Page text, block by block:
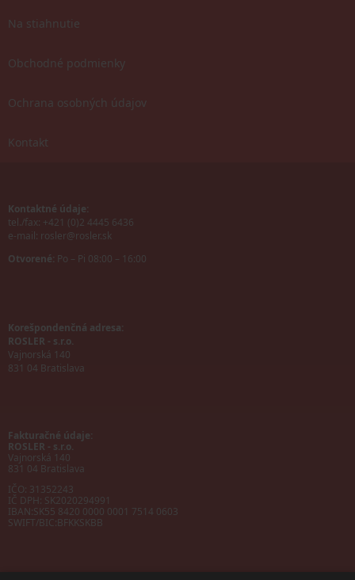
Na stiahnutie
Obchodné podmienky
Ochrana osobných údajov
Kontakt
Kontaktné údaje:
tel./fax: +421 (0)2 4445 6436
e-mail: rosler@rosler.sk
Otvorené: Po – Pi 08:00 – 16:00
Korešpondenčná adresa:
ROSLER - s.r.o.
Vajnorská 140
831 04 Bratislava
Fakturačné údaje:
ROSLER - s.r.o.
Vajnorská 140
831 04 Bratislava
IČO: 31352243
IČ DPH: SK2020294991
IBAN:SK55 8420 0000 0001 7514 0603
SWIFT/BIC:BFKKSKBB